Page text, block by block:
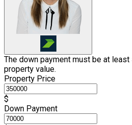
The down payment must be at least
property value.
Property Price
$
Down Payment